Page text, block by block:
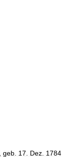
17. Dez. 1784